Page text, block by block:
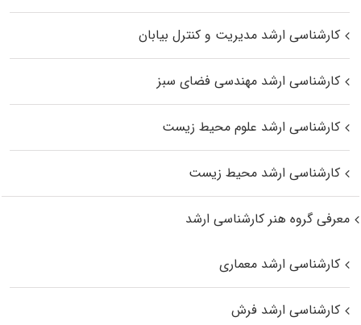
کارشناسی ارشد مدیریت و کنترل بیابان
کارشناسی ارشد مهندسی فضای سبز
کارشناسی ارشد علوم محیط‌ زیست
کارشناسی ارشد محیط زیست
معرفی گروه هنر کارشناسی ارشد
کارشناسی ارشد معماری
کارشناسی ارشد فرش